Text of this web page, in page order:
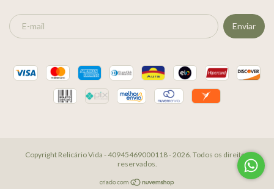
Copyright Relicário Vida - 40945469000118 - 2026. Todos os direitos
reservados.